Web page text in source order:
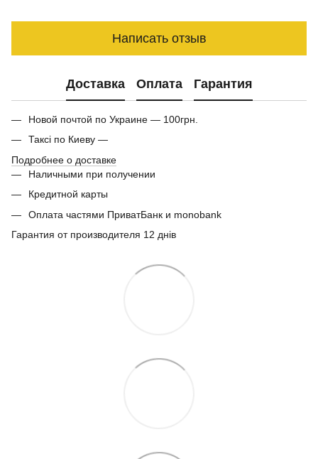
Написать отзыв
Доставка Оплата Гарантия
Новой почтой по Украине — 100грн.
Таксі по Киеву —
Подробнее о доставке
Наличными при получении
Кредитной карты
Оплата частями ПриватБанк и monobank
Гарантия от производителя 12 днів